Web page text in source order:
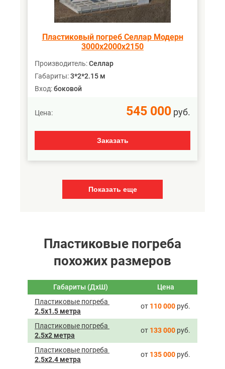
Пластиковый погреб Селлар Модерн
3000х2000х2150
Производитель:Селлар
Габариты:3*2*2.15 м
Вход:боковой
Цена: 545 000 руб.
Заказать
Показать еще
Пластиковые погреба
похожих размеров
Габариты (ДхШ)
Цена
Пластиковые погреба ­
2.5х1.5 метра
от 110 000 руб.
Пластиковые погреба ­
2.5х2 метра
от 133 000 руб.
Пластиковые погреба ­
2.5х2.4 метра
от 135 000 руб.